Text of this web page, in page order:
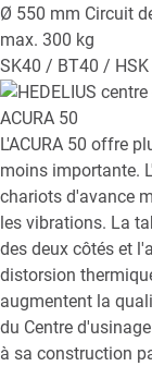
Ø 550 mm Circuit
max. 300 kg
SK40 / BT40 / HSK
ACURA 50
L'ACURA 50 offre
moins importante.
chariots d'avance
les vibrations. La
des deux côtés et
distorsion
augmentent la
du Centre
à sa construction